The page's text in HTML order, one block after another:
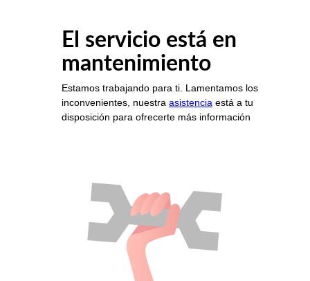
El servicio está en
mantenimiento
Estamos trabajando para ti. Lamentamos los
inconvenientes, nuestra asistencia está a tu
disposición para ofrecerte más información